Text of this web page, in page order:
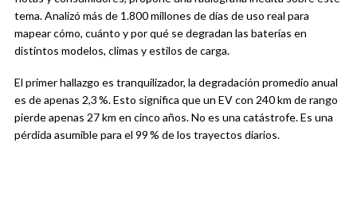
tema. Analizó más de 1.800 millones de días de uso real para
mapear cómo, cuánto y por qué se degradan las baterías en
distintos modelos, climas y estilos de carga.
El primer hallazgo es tranquilizador, la degradación promedio anual
es de apenas 2,3 %. Esto significa que un EV con 240 km de rango
pierde apenas 27 km en cinco años. No es una catástrofe. Es una
pérdida asumible para el 99 % de los trayectos diarios.